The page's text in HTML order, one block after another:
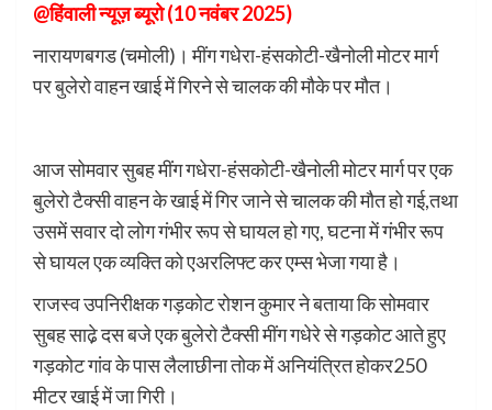
@हिंवाली न्यूज़ ब्यूरो (10 नवंबर 2025)
नारायणबगड (चमोली)। मींग गधेरा-हंसकोटी-खैनोली मोटर मार्ग
पर बुलेरो वाहन खाई में गिरने से चालक की मौके पर मौत।
आज सोमवार सुबह मींग गधेरा-हंसकोटी-खैनोली मोटर मार्ग पर एक
बुलेरो टैक्सी वाहन के खाई में गिर जाने से चालक की मौत हो गई,तथा
उसमें सवार दो लोग गंभीर रूप से घायल हो गए, घटना में गंभीर रूप
से घायल एक व्यक्ति को एअरलिफ्ट कर एम्स भेजा गया है।
राजस्व उपनिरीक्षक गड़कोट रोशन कुमार ने बताया कि सोमवार
सुबह साढे़ दस बजे एक बुलेरो टैक्सी मींग गधेरे से गड़कोट आते हुए
गड़कोट गांव के पास लैलाछीना तोक में अनियंत्रित होकर250
मीटर खाई में जा गिरी।